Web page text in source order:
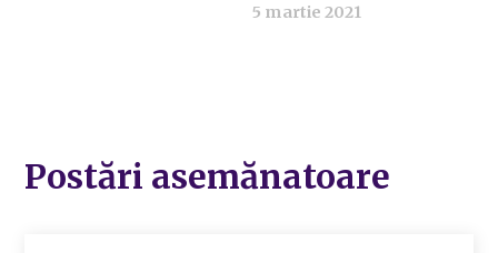
5 martie 2021
Postări asemănatoare